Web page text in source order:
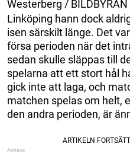
Westerberg / BILDBYRÅN
Linköping hann dock
isen särskilt länge. Det
försa perioden när det
sedan skulle släppas till
spelarna att ett stort hål
gick inte att laga, och
matchen spelas om helt,
den andra perioden, är